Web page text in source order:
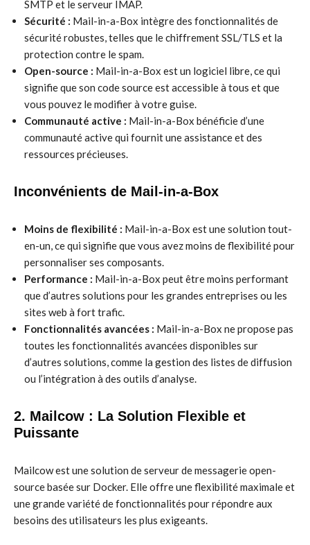
SMTP et le serveur IMAP.
Sécurité : Mail-in-a-Box intègre des fonctionnalités de
sécurité robustes, telles que le chiffrement SSL/TLS et la
protection contre le spam.
Open-source : Mail-in-a-Box est un logiciel libre, ce qui
signifie que son code source est accessible à tous et que
vous pouvez le modifier à votre guise.
Communauté active : Mail-in-a-Box bénéficie d’une
communauté active qui fournit une assistance et des
ressources précieuses.
Inconvénients de Mail-in-a-Box
Moins de flexibilité : Mail-in-a-Box est une solution tout-
en-un, ce qui signifie que vous avez moins de flexibilité pour
personnaliser ses composants.
Performance : Mail-in-a-Box peut être moins performant
que d’autres solutions pour les grandes entreprises ou les
sites web à fort trafic.
Fonctionnalités avancées : Mail-in-a-Box ne propose pas
toutes les fonctionnalités avancées disponibles sur
d’autres solutions, comme la gestion des listes de diffusion
ou l’intégration à des outils d’analyse.
2. Mailcow : La Solution Flexible et
Puissante
Mailcow est une solution de serveur de messagerie open-
source basée sur Docker. Elle offre une flexibilité maximale et
une grande variété de fonctionnalités pour répondre aux
besoins des utilisateurs les plus exigeants.